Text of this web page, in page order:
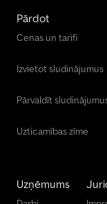
Sūkšanas/
Transporta
Pārdot
Cenas un tarifi
Izvietot sludinājumus
Pārvaldīt
Uzticamības zīme
Uzņēmums